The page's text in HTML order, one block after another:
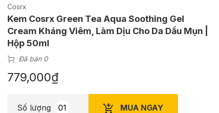
Cosrx
Kem Cosrx Green Tea Aqua Soothing Gel
Cream Kháng Viêm, Làm Dịu Cho Da Dầu Mụn |
Hộp 50ml
Đã bán 0
779,000₫
Số lượng MUA NGAY